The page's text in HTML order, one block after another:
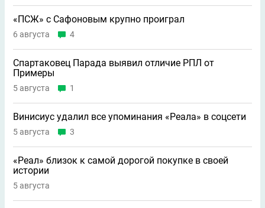
«ПСЖ» с Сафоновым крупно проиграл
6 августа 4
Спартаковец Парада выявил отличие РПЛ от
Примеры
5 августа 1
Винисиус удалил все упоминания «Реала» в соцсети
5 августа 3
«Реал» близок к самой дорогой покупке в своей
истории
5 августа